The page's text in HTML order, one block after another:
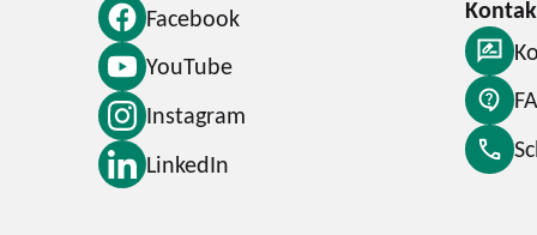
Facebook
YouTube
Instagram
LinkedIn